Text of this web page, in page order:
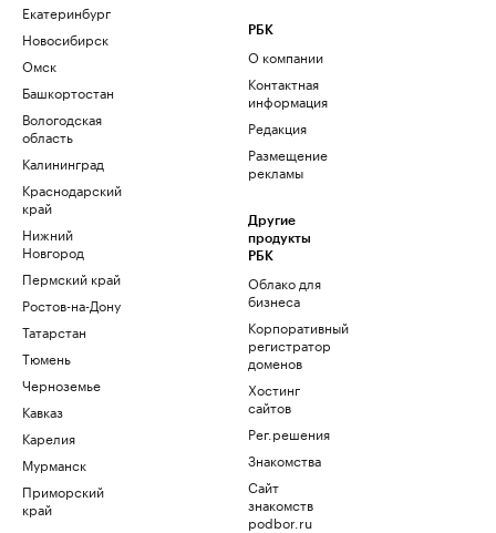
Екатеринбург
Новосибирск
Омск
Башкортостан
Вологодская
область
Калининград
Краснодарский
край
Нижний
Новгород
Пермский край
Ростов-на-Дону
Татарстан
Тюмень
Черноземье
Кавказ
Карелия
Мурманск
Приморский
край
РБК
О компании
Контактная
информация
Редакция
Размещение
рекламы
Другие
продукты
РБК
Облако для
бизнеса
Корпоративный
регистратор
доменов
Хостинг
сайтов
Рег.решения
Знакомства
Сайт
знакомств
podbor.ru